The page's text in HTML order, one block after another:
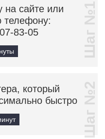
на сайте или
телефону:
83-05
Шаг №1
который
быстро
Шаг №2